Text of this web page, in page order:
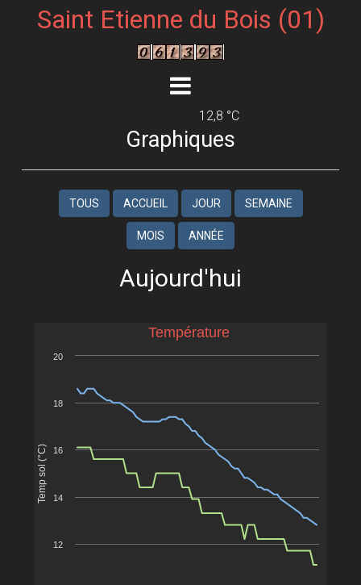
Saint Etienne du Bois (01)
12,8 °C
Graphiques
TOUS ACCUEIL JOUR SEMAINE
MOIS ANNÉE
Aujourd'hui
Temp sol (°C)
12
14
16
18
20
Température